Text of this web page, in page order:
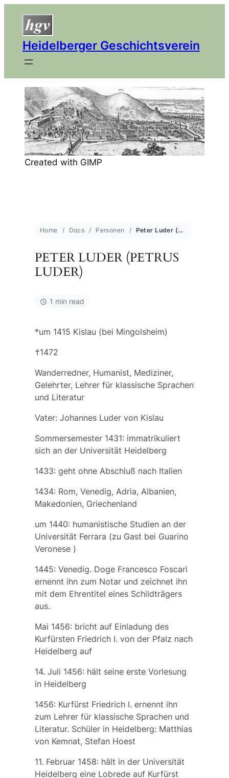
Heidelberger Geschichtsverein
Created with GIMP
Home Docs Personen Peter Luder (Petrus Luder)
PETER LUDER (PETRUS
LUDER)
1 min read
*um 1415 Kislau (bei Mingolsheim)
†1472
Wanderredner, Humanist, Mediziner,
Gelehrter, Lehrer für klassische Sprachen
und Literatur
Vater: Johannes Ludervon Kislau
Sommersemester 1431: immatrikuliert
sich an der Universität Heidelberg
1433: geht ohne Abschluß nach Italien
1434: Rom, Venedig, Adria, Albanien,
Makedonien, Griechenland
um 1440: humanistische Studien an der
Universität Ferrara (zu Gast bei Guarino
Veronese)
1445: Venedig. Doge Francesco Foscari
ernennt ihn zum Notar und zeichnet ihn
mit dem Ehrentitel eines Schildträgers
aus.
Mai 1456: bricht auf Einladung des
Kurfürsten Friedrich I. von der Pfalz nach
Heidelberg auf
14. Juli 1456: hält seine erste Vorlesung
in Heidelberg
1456: Kurfürst Friedrich I. ernennt ihn
zum Lehrer für klassische Sprachen und
Literatur. Schüler in Heidelberg: Matthias
von Kemnat, Stefan Hoest
11. Februar 1458: hält in der Universität
Heidelberg eine Lobrede auf Kurfürst